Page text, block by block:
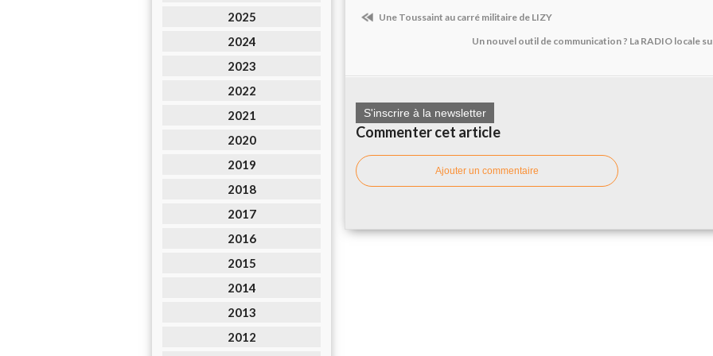
2025
2024
2023
2022
2021
2020
2019
2018
2017
2016
2015
2014
2013
2012
Une Toussaint au carré militaire de LIZY
Un nouvel outil de communication ? La RADIO locale
S'inscrire à la newsletter
Commenter cet article
Ajouter un commentaire